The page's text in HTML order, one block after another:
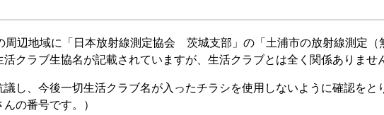
周辺地域に「日本放射線測定協会 茨城支部」の「土浦市の放射線測定（
クラブ生協名が記載されていますが、生活クラブとは全く関係ありませ
し、今後一切生活クラブ名が入ったチラシを使用しないように確認をと
の番号です。）